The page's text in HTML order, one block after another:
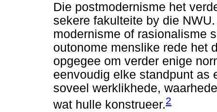
Die postmodernisme het
sekere fakulteite by die
modernisme of rasionalisme
outonome menslike rede het
opgegee om verder enige
eenvoudig elke standpunt as
soveel werklikhede,
wat hulle konstrueer.2